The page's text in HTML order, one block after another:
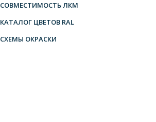
СОВМЕСТИМОСТЬ ЛКМ
КАТАЛОГ ЦВЕТОВ RAL
СХЕМЫ ОКРАСКИ